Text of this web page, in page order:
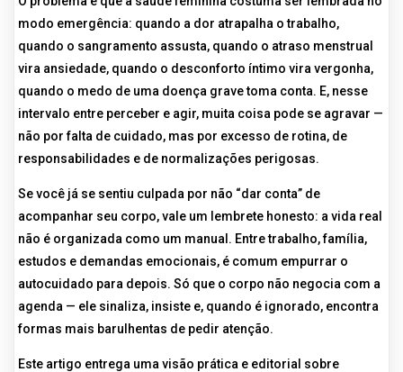
modo emergência: quando a dor atrapalha o trabalho,
quando o sangramento assusta, quando o atraso menstrual
vira ansiedade, quando o desconforto íntimo vira vergonha,
quando o medo de uma doença grave toma conta. E, nesse
intervalo entre perceber e agir, muita coisa pode se agravar —
não por falta de cuidado, mas por excesso de rotina, de
responsabilidades e de normalizações perigosas.
Se você já se sentiu culpada por não “dar conta” de
acompanhar seu corpo, vale um lembrete honesto: a vida real
não é organizada como um manual. Entre trabalho, família,
estudos e demandas emocionais, é comum empurrar o
autocuidado para depois. Só que o corpo não negocia com a
agenda — ele sinaliza, insiste e, quando é ignorado, encontra
formas mais barulhentas de pedir atenção.
Este artigo entrega uma visão prática e editorial sobre